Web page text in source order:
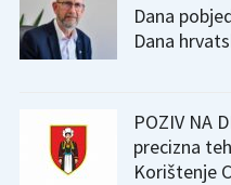
Dana
Dana
POZIV NA
precizna
Korištenje